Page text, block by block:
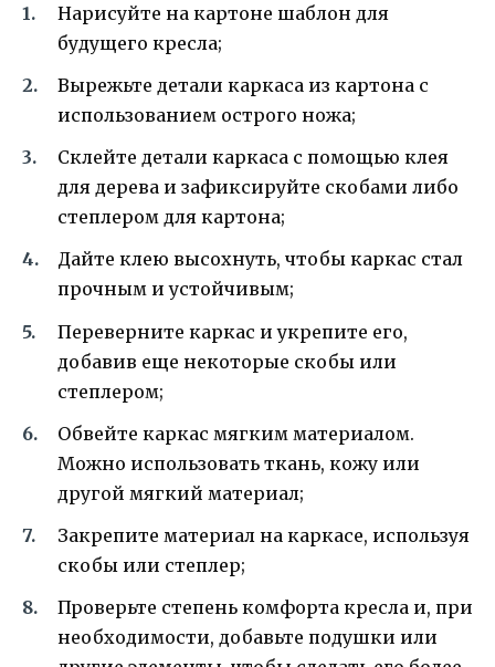
Нарисуйте на картоне шаблон для
будущего кресла;
Вырежьте детали каркаса из картона с
использованием острого ножа;
Склейте детали каркаса с помощью клея
для дерева и зафиксируйте скобами либо
степлером для картона;
Дайте клею высохнуть, чтобы каркас стал
прочным и устойчивым;
Переверните каркас и укрепите его,
добавив еще некоторые скобы или
степлером;
Обвейте каркас мягким материалом.
Можно использовать ткань, кожу или
другой мягкий материал;
Закрепите материал на каркасе, используя
скобы или степлер;
Проверьте степень комфорта кресла и, при
необходимости, добавьте подушки или